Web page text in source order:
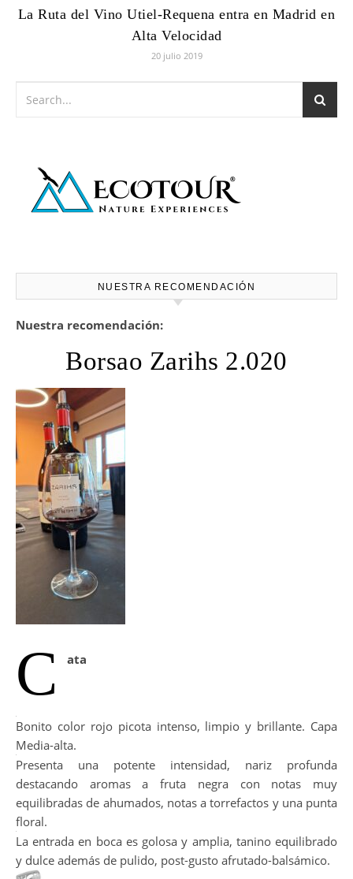
La Ruta del Vino Utiel-Requena entra en Madrid en
Alta Velocidad
20 julio 2019
NUESTRA RECOMENDACIÓN
Nuestra recomendación:
Borsao Zarihs 2.020
C ata
Bonito color rojo picota intenso, limpio y brillante. Capa
Media-alta.
Presenta una potente intensidad, nariz profunda
destacando aromas a fruta negra con notas muy